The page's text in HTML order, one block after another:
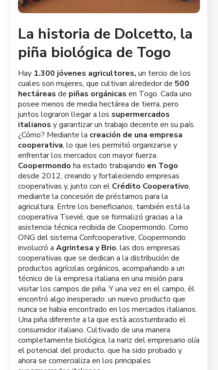
La historia de Dolcetto, la
piña biológica de Togo
Hay 1.300 jóvenes agricultores, un tercio de los
cuales son mujeres, que cultivan alrededor de 500
hectáreas de piñas orgánicas en Togo. Cada uno
posee menos de media hectárea de tierra, pero
juntos lograron llegar a los supermercados
italianos y garantizar un trabajo decente en su país.
¿Cómo? Mediante la creación de una empresa
cooperativa, lo que les permitió organizarse y
enfrentar los mercados con mayor fuerza.
Coopermondo ha estado trabajando en Togo
desde 2012, creando y fortaleciendo empresas
cooperativas y, junto con el Crédito Cooperativo,
mediante la concesión de préstamos para la
agricultura. Entre los beneficiarios, también está la
cooperativa Tsevié, que se formalizó gracias a la
asistencia técnica recibida de Coopermondo. Como
ONG del sistema Confcooperative, Coopermondo
involucró a Agrintesa y Brio, las dos empresas
cooperativas que se dedican a la distribución de
productos agrícolas orgánicos, acompañando a un
técnico de la empresa italiana en una misión para
visitar los campos de piña. Y una vez en el campo, èl
encontró algo inesperado: un nuevo producto que
nunca se habia encontrado en los mercados italianos.
Una piña diferente a la que està acostumbrado el
consumidor italiano. Cultivado de una manera
completamente biológica, la nariz del empresario olía
el potencial del producto, que ha sido probado y
ahora se comercializa en los principales